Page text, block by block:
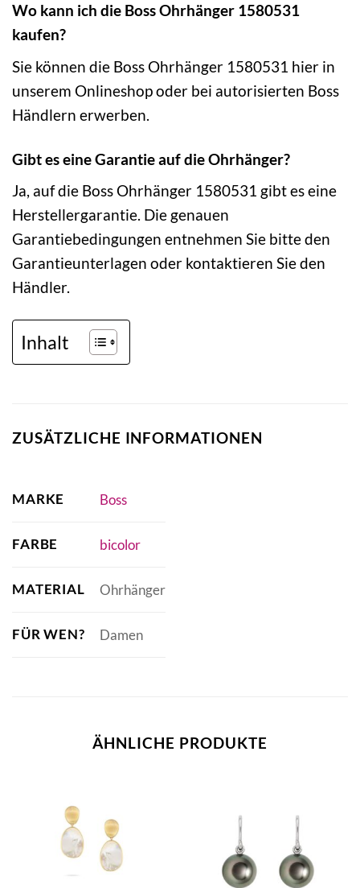
Wo kann ich die Boss Ohrhänger 1580531
kaufen?
Sie können die Boss Ohrhänger 1580531 hier in
unserem Onlineshop oder bei autorisierten Boss
Händlern erwerben.
Gibt es eine Garantie auf die Ohrhänger?
Ja, auf die Boss Ohrhänger 1580531 gibt es eine
Herstellergarantie. Die genauen
Garantiebedingungen entnehmen Sie bitte den
Garantieunterlagen oder kontaktieren Sie den
Händler.
Inhalt
ZUSÄTZLICHE INFORMATIONEN
MARKE Boss
FARBE bicolor
MATERIAL Ohrhänger
FÜR WEN? Damen
ÄHNLICHE PRODUKTE